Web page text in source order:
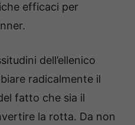
efficaci per
dell’ellenico
radicalmente il
fatto che sia il
la rotta. Da non